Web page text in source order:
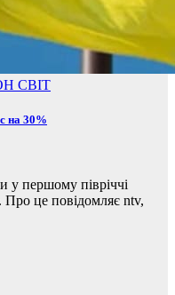
СВІТ
на 30%
у першому півріччі
Про це повідомляє ntv,